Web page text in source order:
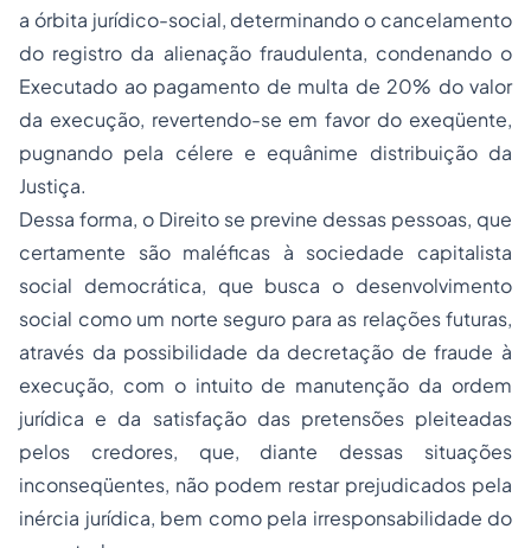
a órbita jurídico-social, determinando o cancelamento
do registro da alienação fraudulenta, condenando o
Executado ao pagamento de multa de 20% do valor
da execução, revertendo-se em favor do exeqüente,
pugnando pela célere e equânime distribuição da
Justiça.
Dessa forma, o Direito se previne dessas pessoas, que
certamente são maléficas à sociedade capitalista
social democrática, que busca o desenvolvimento
social como um norte seguro para as relações futuras,
através da possibilidade da decretação de fraude à
execução, com o intuito de manutenção da ordem
jurídica e da satisfação das pretensões pleiteadas
pelos credores, que, diante dessas situações
inconseqüentes, não podem restar prejudicados pela
inércia jurídica, bem como pela irresponsabilidade do